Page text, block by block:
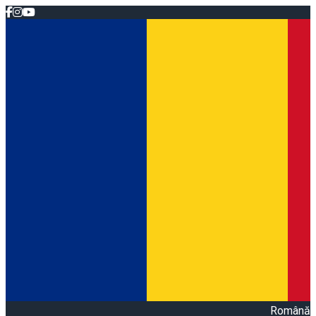
Română